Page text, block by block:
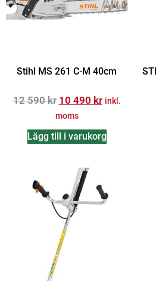
Stihl MS 261 C-M 40cm
12 590kr 10 490 kr inkl.
moms
Lägg till i varukorg